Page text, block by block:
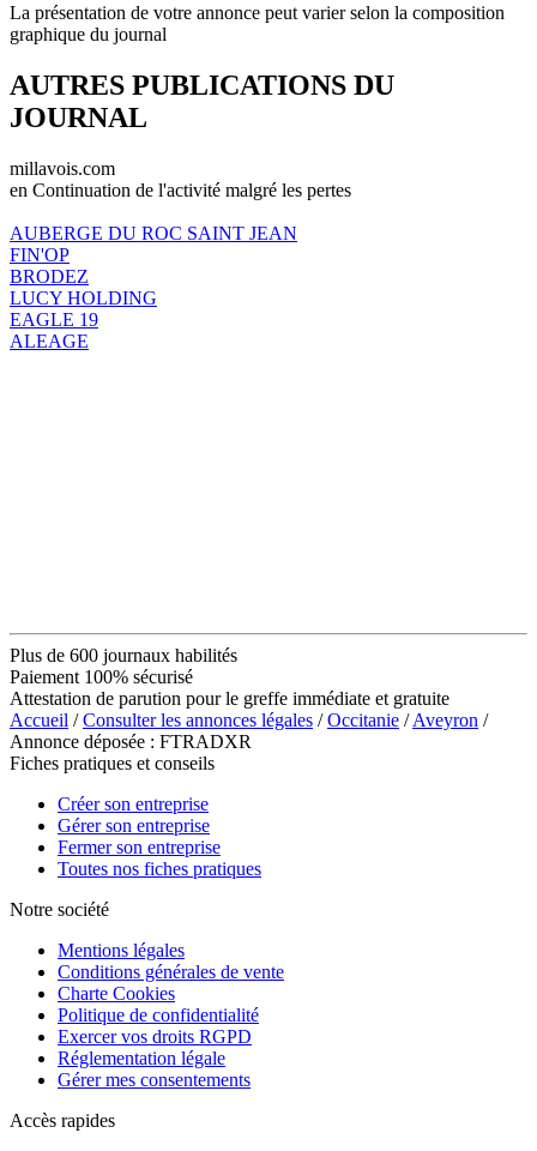
La présentation de votre annonce peut varier selon la composition
graphique du journal
AUTRES PUBLICATIONS DU
JOURNAL
millavois.com
en Continuation de l'activité malgré les pertes
AUBERGE DU ROC SAINT JEAN
FIN'OP
BRODEZ
LUCY HOLDING
EAGLE 19
ALEAGE
Plus de 600 journaux habilités
Paiement 100% sécurisé
Attestation de parution pour le greffe immédiate et gratuite
Accueil /Consulter les annonces légales /Occitanie /Aveyron /
Annonce déposée : FTRADXR
Fiches pratiques et conseils
Créer son entreprise
Gérer son entreprise
Fermer son entreprise
Toutes nos fiches pratiques
Notre société
Mentions légales
Conditions générales de vente
Charte Cookies
Politique de confidentialité
Exercer vos droits RGPD
Réglementation légale
Gérer mes consentements
Accès rapides